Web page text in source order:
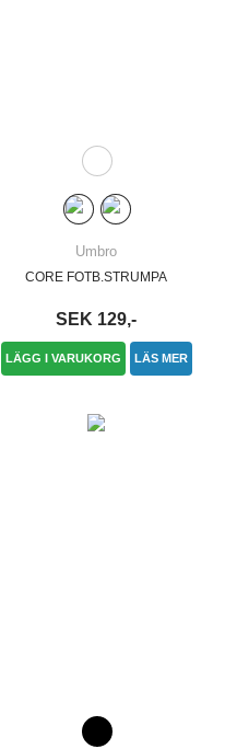
Umbro
CORE FOTB.STRUMPA
SEK 129,-
LÄGG I VARUKORG LÄS MER